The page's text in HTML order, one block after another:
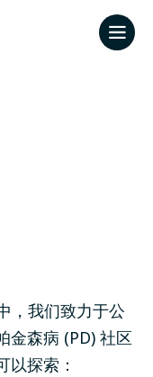
，我们致力于公
金森病 (PD) 社区
以探索：